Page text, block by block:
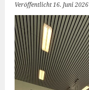
Veröffentlicht16. Juni 2026